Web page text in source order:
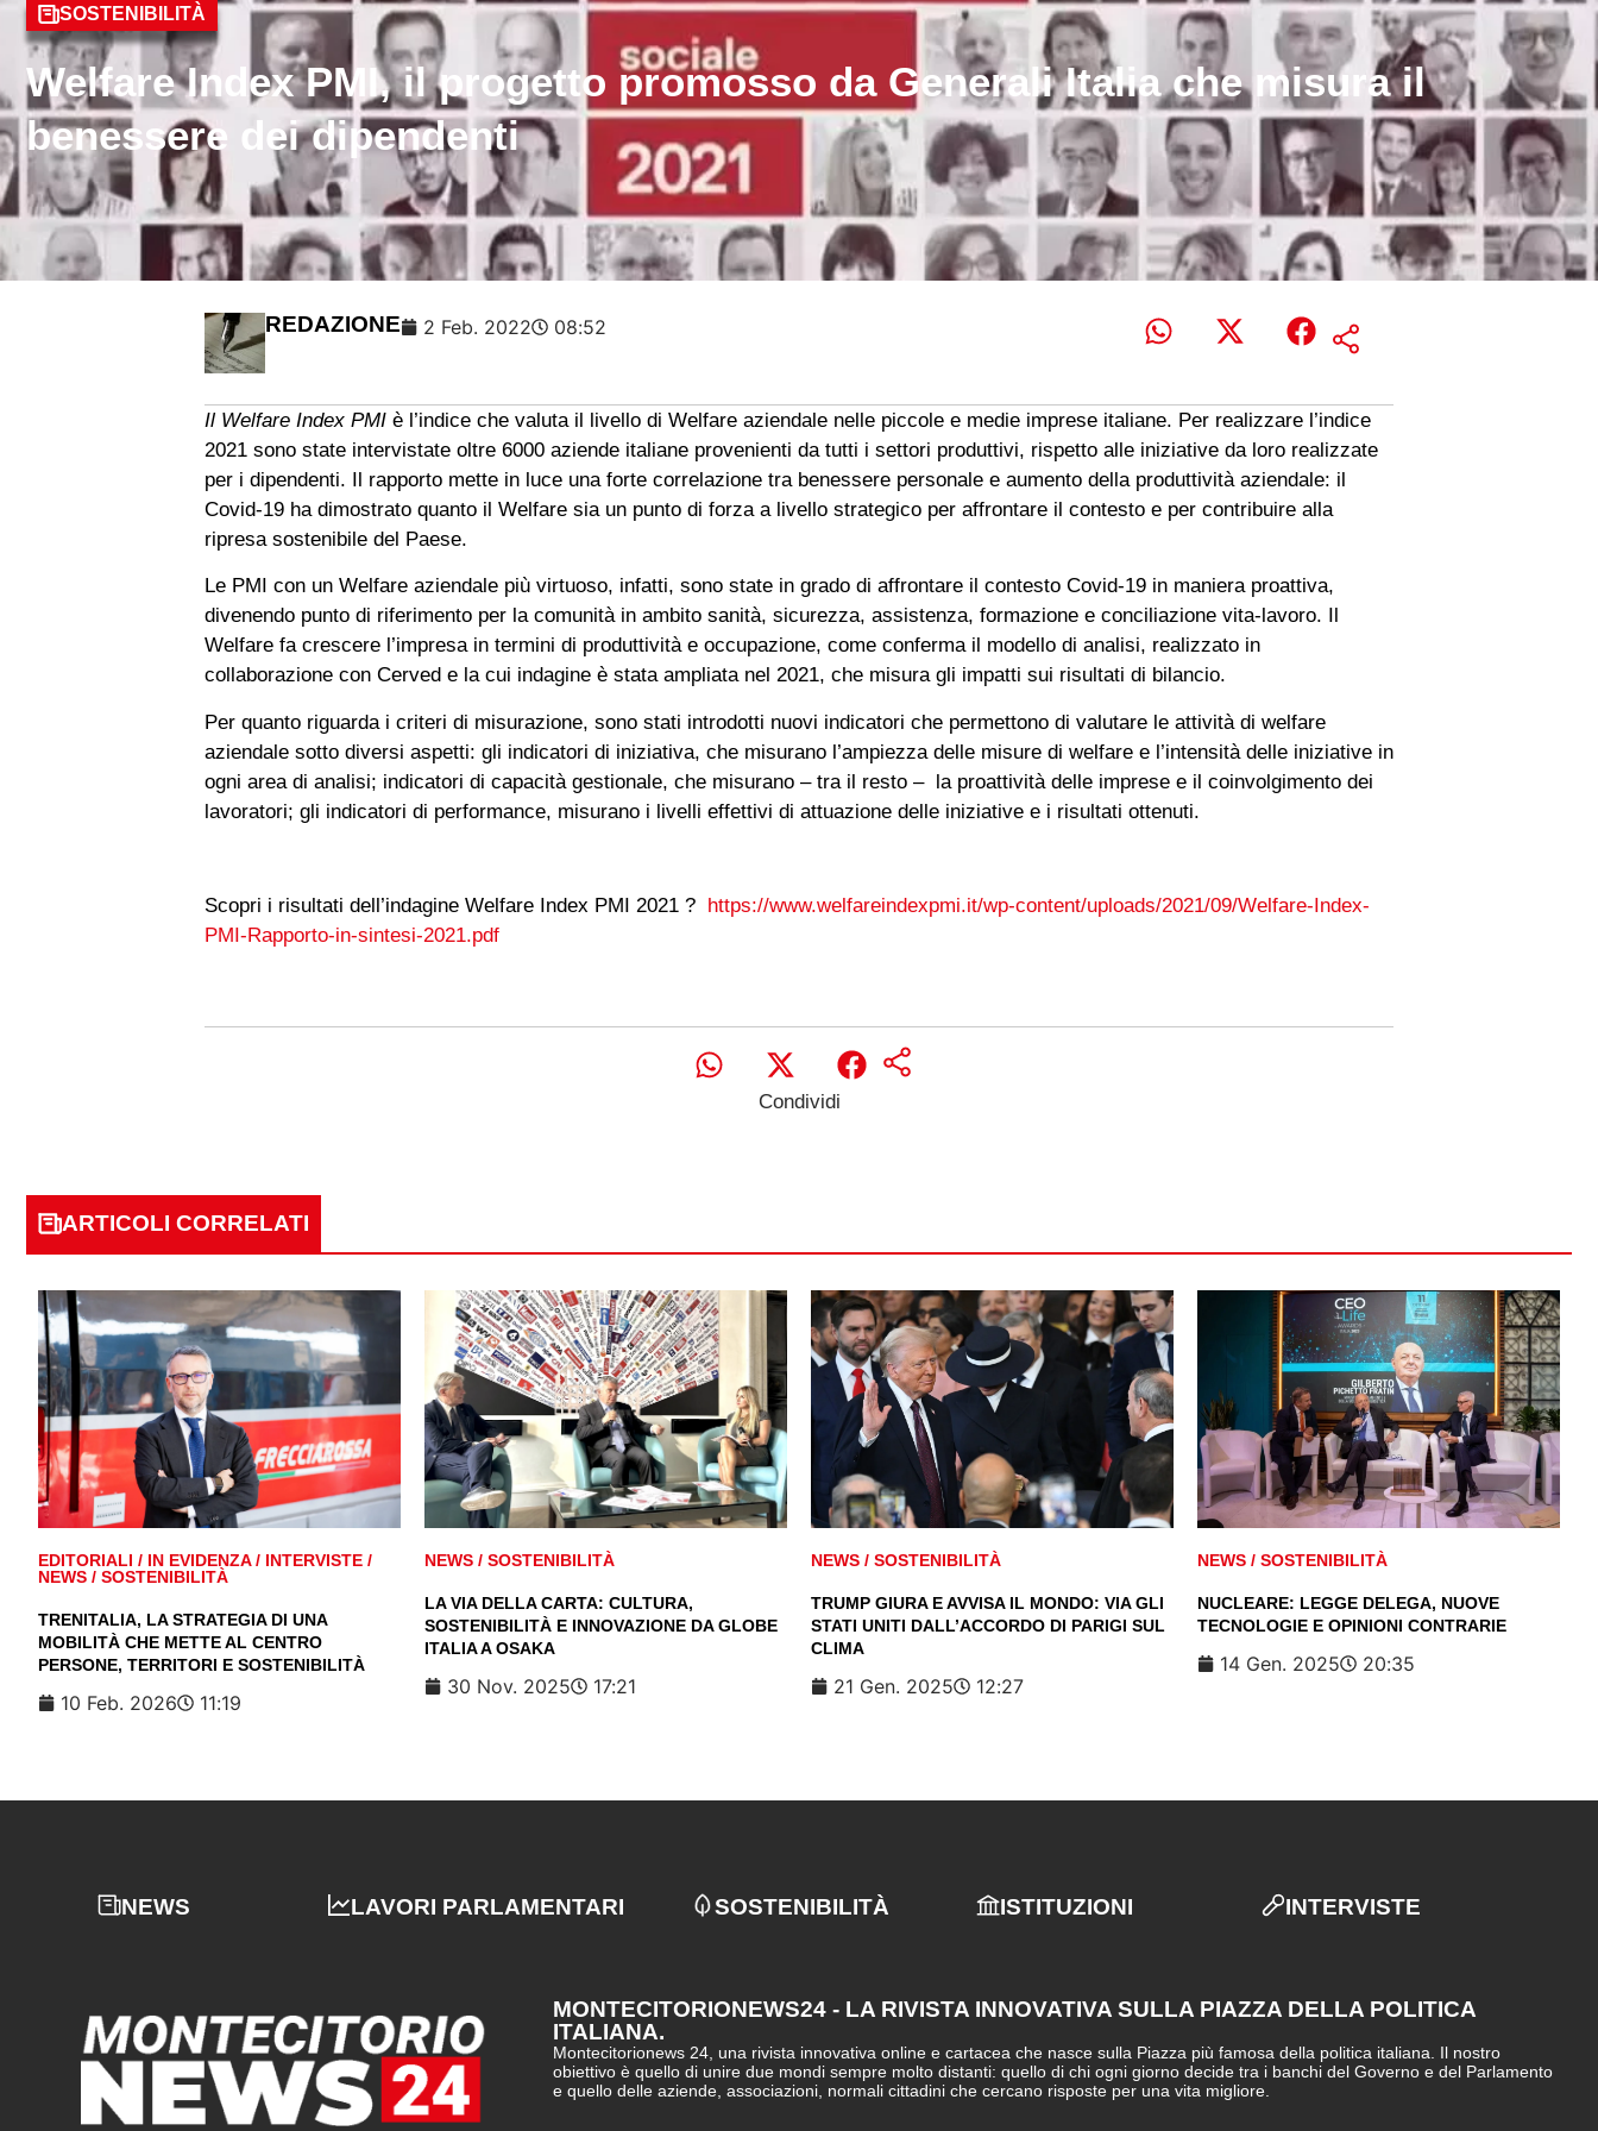
SOSTENIBILITÀ
Welfare Index PMI, il progetto promosso da Generali Italia che misura il
benessere dei dipendenti
REDAZIONE 2 Feb. 2022 08:52
Il Welfare Index PMI è l’indice che valuta il livello di Welfare aziendale nelle piccole e medie imprese italiane. Per realizzare l’indice
2021 sono state intervistate oltre 6000 aziende italiane provenienti da tutti i settori produttivi, rispetto alle iniziative da loro realizzate
per i dipendenti. Il rapporto mette in luce una forte correlazione tra benessere personale e aumento della produttività aziendale: il
Covid-19 ha dimostrato quanto il Welfare sia un punto di forza a livello strategico per affrontare il contesto e per contribuire alla
ripresa sostenibile del Paese.
Le PMI con un Welfare aziendale più virtuoso, infatti, sono state in grado di affrontare il contesto Covid-19 in maniera proattiva,
divenendo punto di riferimento per la comunità in ambito sanità, sicurezza, assistenza, formazione e conciliazione vita-lavoro. Il
Welfare fa crescere l’impresa in termini di produttività e occupazione, come conferma il modello di analisi, realizzato in
collaborazione con Cerved e la cui indagine è stata ampliata nel 2021, che misura gli impatti sui risultati di bilancio.
Per quanto riguarda i criteri di misurazione, sono stati introdotti nuovi indicatori che permettono di valutare le attività di welfare
aziendale sotto diversi aspetti: gli indicatori di iniziativa, che misurano l’ampiezza delle misure di welfare e l’intensità delle iniziative in
ogni area di analisi; indicatori di capacità gestionale, che misurano – tra il resto – la proattività delle imprese e il coinvolgimento dei
lavoratori; gli indicatori di performance, misurano i livelli effettivi di attuazione delle iniziative e i risultati ottenuti.
Scopri i risultati dell’indagine Welfare Index PMI 2021 ? https://www.welfareindexpmi.it/wp-content/uploads/2021/09/Welfare-Index-
PMI-Rapporto-in-sintesi-2021.pdf
Condividi
ARTICOLI CORRELATI
EDITORIALI / IN EVIDENZA/ INTERVISTE /
NEWS / SOSTENIBILITÀ
TRENITALIA, LA STRATEGIA DI UNA
MOBILITÀ CHE METTE AL CENTRO
PERSONE, TERRITORI E SOSTENIBILITÀ
10 Feb. 2026 11:19
NEWS / SOSTENIBILITÀ
LA VIA DELLA CARTA: CULTURA,
SOSTENIBILITÀ E INNOVAZIONE DA GLOBE
ITALIA A OSAKA
30 Nov. 2025 17:21
NEWS / SOSTENIBILITÀ
TRUMP GIURA E AVVISA IL MONDO: VIA GLI
STATI UNITI DALL’ACCORDO DI PARIGI SUL
CLIMA
21 Gen. 2025 12:27
NEWS / SOSTENIBILITÀ
NUCLEARE: LEGGE DELEGA, NUOVE
TECNOLOGIE E OPINIONI CONTRARIE
14 Gen. 2025 20:35
NEWS LAVORI PARLAMENTARI SOSTENIBILITÀ ISTITUZIONI INTERVISTE
MONTECITORIONEWS24 - LA RIVISTA INNOVATIVA SULLA PIAZZA DELLA POLITICA
ITALIANA.
Montecitorionews 24, una rivista innovativa online e cartacea che nasce sulla Piazza più famosa della politica italiana. Il nostro
obiettivo è quello di unire due mondi sempre molto distanti: quello di chi ogni giorno decide tra i banchi del Governo e del Parlamento
e quello delle aziende, associazioni, normali cittadini che cercano risposte per una vita migliore.